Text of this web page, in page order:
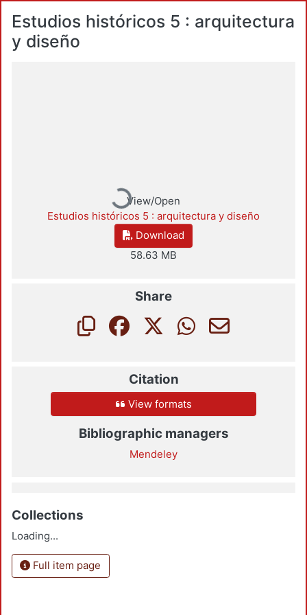
Estudios históricos 5 : arquitectura
y diseño
Loading...View/Open
Estudios históricos 5 : arquitectura y diseño
Download
58.63 MB
Share
Citation
View formats
Bibliographic managers
Mendeley
Collections
Loading...
Full item page